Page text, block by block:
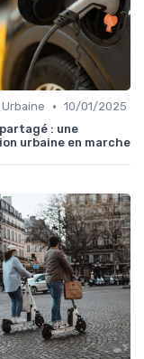
• 10/01/2025
: une
urbaine en marche